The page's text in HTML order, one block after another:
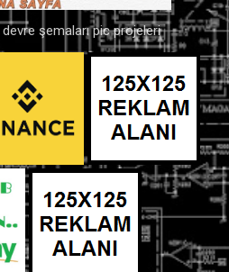
şemaları pic projeleri